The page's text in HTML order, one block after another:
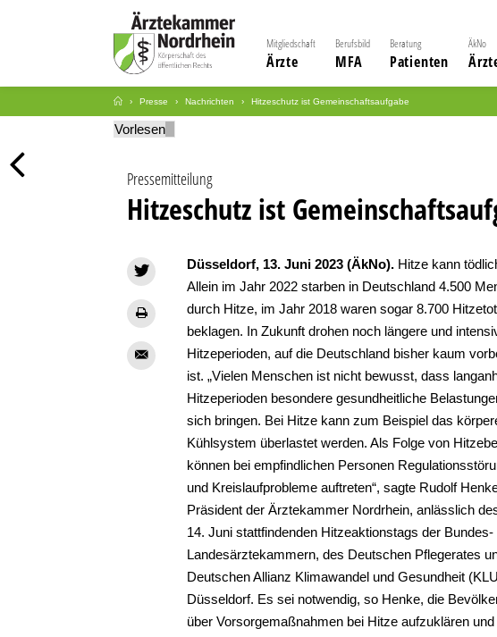
Mitgliedschaft
Ärzte
Berufsbild
MFA
Beratung
Patienten
ÄkNo
Presse Nachrichten Hitzeschutz ist Gemeinschaftsaufgabe
Vorlesen
Pressemitteilung
Hitzeschutz ist
Düsseldorf, 13. Juni 2023 (ÄkNo). Hitze kann
Allein im Jahr 2022 starben in Deutschland 4.500
durch Hitze, im Jahr 2018 waren sogar 8.700
beklagen. In Zukunft drohen noch längere und
Hitzeperioden, auf die Deutschland bisher kaum
ist. „Vielen Menschen ist nicht bewusst, dass
Hitzeperioden besondere gesundheitliche
sich bringen. Bei Hitze kann zum Beispiel das
Kühlsystem überlastet werden. Als Folge von
können bei empfindlichen Personen
und Kreislaufprobleme auftreten“, sagte Rudolf
Präsident der Ärztekammer Nordrhein, anlässlich
14. Juni stattfindenden Hitzeaktionstags der Bundes-
Landesärztekammern, des Deutschen Pflegerates
Deutschen Allianz Klimawandel und Gesundheit
Düsseldorf. Es sei notwendig, so Henke, die
über Vorsorgemaßnahmen bei Hitze aufzuklären und